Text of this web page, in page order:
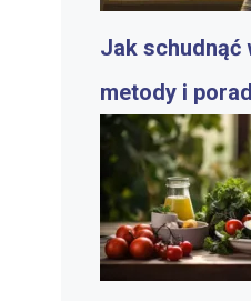
Jak schudnąć
metody i